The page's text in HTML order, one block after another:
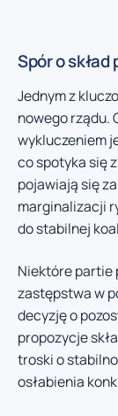
Spór o
Jednym z
nowego rządu.
wykluczeniem
co spotyka się
pojawiają się
marginalizacji
do stabilnej
Niektóre partie
zastępstwa w
decyzję o
propozycje
troski o
osłabienia